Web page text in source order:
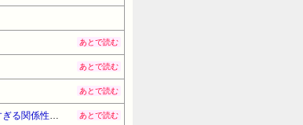
あとで読む
あとで読む
あとで読む
あとで読む